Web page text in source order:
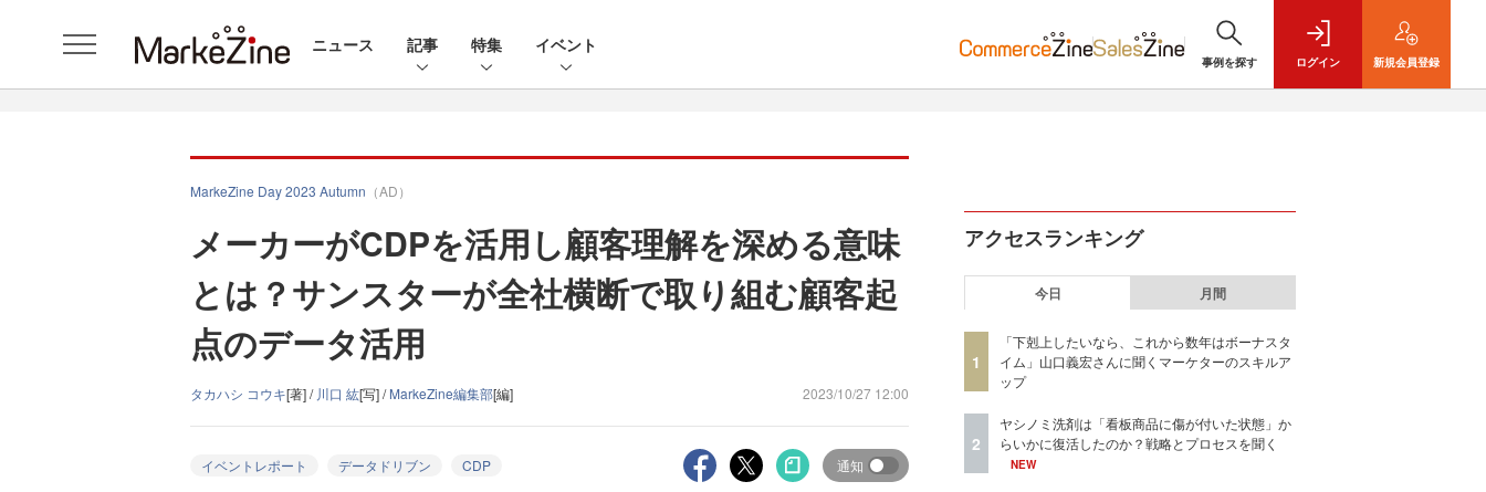
ニュース 記事 特集 イベント
事例を探す ログイン 新規会員登録
MarkeZine Day 2023 Autumn （AD）
メーカーがCDPを活用し顧客理解を深める意味
とは？サンスターが全社横断で取り組む顧客起
点のデータ活用
タカハシ コウキ[著] / 川口 紘[写] /MarkeZine編集部[編] 2023/10/27 12:00
イベントレポート データドリブン CDP 通知
アクセスランキング
今日 月間
1
「下剋上したいなら、これから数年はボーナスタ
イム」山口義宏さんに聞くマーケターのスキルア
ップ
2
ヤシノミ洗剤は「看板商品に傷が付いた状態」か
らいかに復活したのか？戦略とプロセスを聞く
NEW